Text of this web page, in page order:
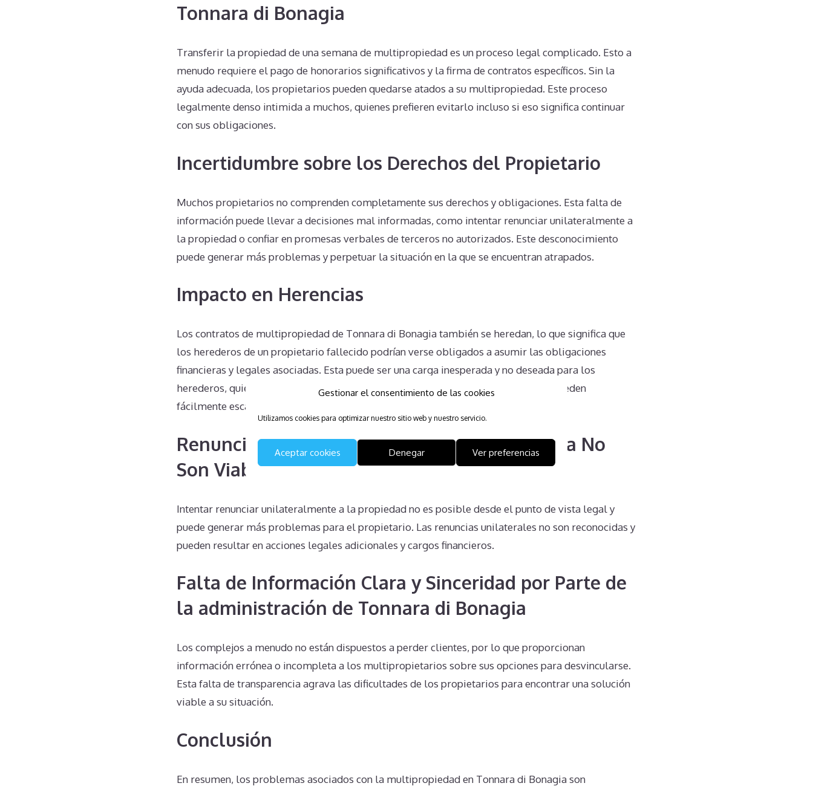
Gestionar el consentimiento de las cookies
Utilizamos cookies para optimizar nuestro sitio web y nuestro servicio.
Aceptar cookies Denegar Ver preferencias
Tonnara di Bonagia
Transferir la propiedad de una semana de multipropiedad es un proceso legal complicado. Esto a
menudo requiere el pago de honorarios significativos y la firma de contratos específicos. Sin la
ayuda adecuada, los propietarios pueden quedarse atados a su multipropiedad. Este proceso
legalmente denso intimida a muchos, quienes prefieren evitarlo incluso si eso significa continuar
con sus obligaciones.
Incertidumbre sobre los Derechos del Propietario
Muchos propietarios no comprenden completamente sus derechos y obligaciones. Esta falta de
información puede llevar a decisiones mal informadas, como intentar renunciar unilateralmente a
la propiedad o confiar en promesas verbales de terceros no autorizados. Este desconocimiento
puede generar más problemas y perpetuar la situación en la que se encuentran atrapados.
Impacto en Herencias
Los contratos de multipropiedad de Tonnara di Bonagia también se heredan, lo que significa que
los herederos de un propietario fallecido podrían verse obligados a asumir las obligaciones
financieras y legales asociadas. Esta puede ser una carga inesperada y no deseada para los
herederos, quienes se encuentran de pronto con responsabilidades de las que no pueden
fácilmente escapar.
Renuncias Unilaterales en Tonnara di Bonagia No
Son Viables
Intentar renunciar unilateralmente a la propiedad no es posible desde el punto de vista legal y
puede generar más problemas para el propietario. Las renuncias unilaterales no son reconocidas y
pueden resultar en acciones legales adicionales y cargos financieros.
Falta de Información Clara y Sinceridad por Parte de
la administración de Tonnara di Bonagia
Los complejos a menudo no están dispuestos a perder clientes, por lo que proporcionan
información errónea o incompleta a los multipropietarios sobre sus opciones para desvincularse.
Esta falta de transparencia agrava las dificultades de los propietarios para encontrar una solución
viable a su situación.
Conclusión
En resumen, los problemas asociados con la multipropiedad en Tonnara di Bonagia son